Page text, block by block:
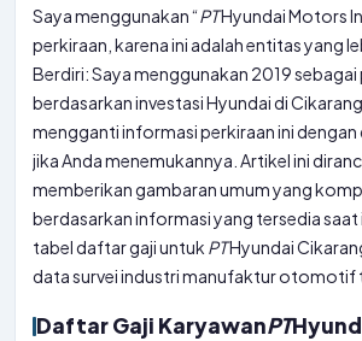
Saya menggunakan “PTHyundai Motors
perkiraan, karena ini adalah entitas yang
Berdiri: Saya menggunakan 2019 sebagai
berdasarkan investasi Hyundai di
mengganti informasi perkiraan ini
jika Anda menemukannya. Artikel ini
memberikan gambaran umum yang
berdasarkan informasi yang tersedia saat
tabel daftar gaji untuk PTHyundai
data survei industri manufaktur otomotif
Daftar Gaji KaryawanPT